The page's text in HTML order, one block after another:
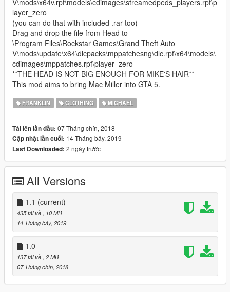
V\mods\x64v.rpf\models\cdimages\streamedpeds_players.rpf\p
layer_zero
(you can do that with included .rar too)
Drag and drop the file from Head to
\Program Files\Rockstar Games\Grand Theft Auto
V\mods\update\x64\dlcpacks\mppatchesng\dlc.rpf\x64\models\
cdimages\mppatches.rpf\player_zero
**THE HEAD IS NOT BIG ENOUGH FOR MIKE'S HAIR**
This mod aims to bring Mac Miller into GTA 5.
FRANKLIN CLOTHING MICHAEL
Tải lên lần đầu: 07 Tháng chín, 2018
Cập nhật lần cuối: 14 Tháng bảy, 2019
Last Downloaded: 2 ngày trước
All Versions
1.1 (current)
435 tải về, 10 MB
14 Tháng bảy, 2019
1.0
137 tải về, 2 MB
07 Tháng chín, 2018